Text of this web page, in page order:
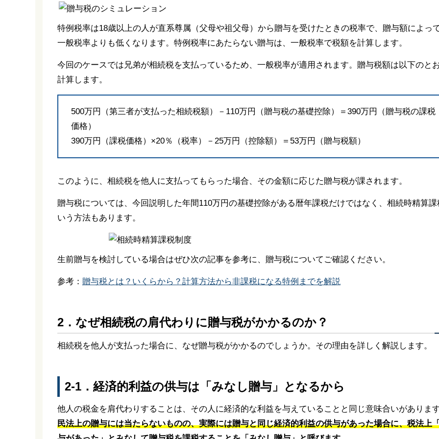
特例税率は18歳以上の人が直系尊属（父母や祖父母）から贈与を受けたときの税率で、贈与額によっ
一般税率よりも低くなります。特例税率にあたらない贈与は、一般税率で税額を計算します。
今回のケースでは兄弟が相続税を支払っているため、一般税率が適用されます。贈与税額は以下のと
計算します。
500万円（第三者が支払った相続税額）－110万円（贈与税の基礎控除）＝390万円（贈与税の課税
価格）
390万円（課税価格）×20％（税率）－25万円（控除額）＝53万円（贈与税額）
このように、相続税を他人に支払ってもらった場合、その金額に応じた贈与税が課されます。
贈与税については、今回説明した年間110万円の基礎控除がある暦年課税だけではなく、相続時精算課
いう方法もあります。
生前贈与を検討している場合はぜひ次の記事を参考に、贈与税についてご確認ください。
参考： 贈与税とは？いくらから？計算方法から非課税になる特例までを解説
2．なぜ相続税の肩代わりに贈与税がかかるのか？
相続税を他人が支払った場合に、なぜ贈与税がかかるのでしょうか。その理由を詳しく解説します。
2-1．経済的利益の供与は「みなし贈与」となるから
他人の税金を肩代わりすることは、その人に経済的な利益を与えていることと同じ意味合いがあります
民法上の贈与には当たらないものの、実際には贈与と同じ経済的利益の供与があった場合に、税法上